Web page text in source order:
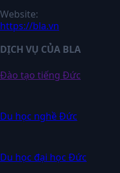
Website:
https://bla.vn
DỊCH VỤ CỦA BLA
Đào tạo tiếng Đức
Du học nghề Đức
Du học đại học Đức